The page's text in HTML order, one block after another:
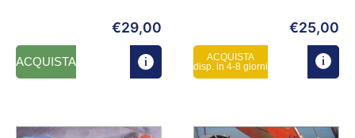
€29,00
ACQUISTA
€25,00
ACQUISTA
disp. in 4-8 giorni